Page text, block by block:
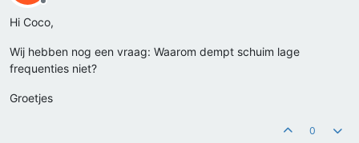
Offline
Hi Coco,
Wij hebben nog een vraag: Waarom dempt schuim lage
frequenties niet?
Groetjes
0